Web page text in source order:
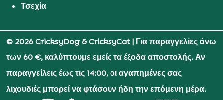
Τσεχία
© 2026 CricksyDog & CricksyCat| Για παραγγελίες άνω
των 60 €, καλύπτουμε εμείς τα έξοδα αποστολής. Αν
παραγγείλεις έως τις 14:00, οι αγαπημένες σας
λιχουδιές μπορεί να φτάσουν ήδη την επόμενη μέρα.